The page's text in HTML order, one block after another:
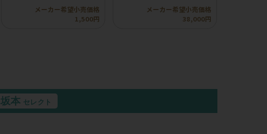
メーカー希望小売価格
1,500円
メーカー希望小売価格
38,000円
坂本 セレクト